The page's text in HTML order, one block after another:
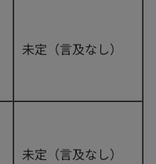
未定（言及なし）
未定（言及なし）